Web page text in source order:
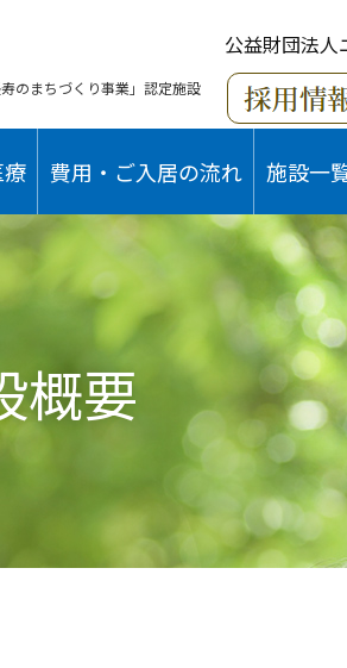
公益財団法人
のまちづくり事業」認定施設
費用・ご入居の流れ 施設一
概要